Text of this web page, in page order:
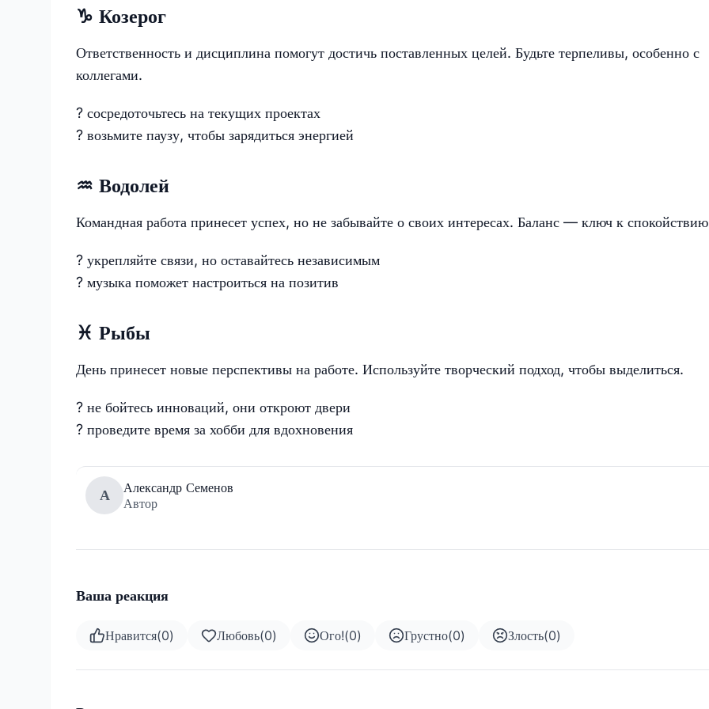
♑️ Козерог
Ответственность и дисциплина помогут достичь поставленных целей. Будьте терпеливы, особенно с
коллегами.
? сосредоточьтесь на текущих проектах
?️ возьмите паузу, чтобы зарядиться энергией
♒️ Водолей
Командная работа принесет успех, но не забывайте о своих интересах. Баланс — ключ к
? укрепляйте связи, но оставайтесь независимым
? музыка поможет настроиться на позитив
♓️ Рыбы
День принесет новые перспективы на работе. Используйте творческий подход, чтобы выделиться.
? не бойтесь инноваций, они откроют двери
? проведите время за хобби для вдохновения
А
Александр Семенов
Автор
Ваша реакция
Нравится(0) Любовь(0) Ого!(0) Грустно(0) Злость(0)